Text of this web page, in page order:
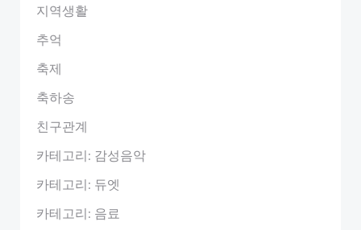
지역생활
추억
축제
축하송
친구관계
카테고리: 감성음악
카테고리: 듀엣
카테고리: 음료